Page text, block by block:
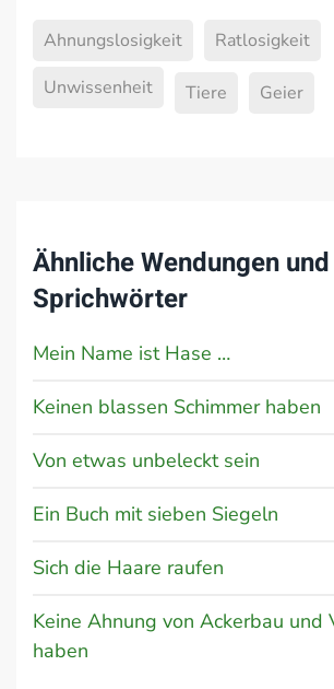
Ahnungslosigkeit
Ratlosigkeit
Unwissenheit
Tiere Geier
Ähnliche Wendungen und
Sprichwörter
Mein Name ist Hase …
Keinen blassen Schimmer haben
Von etwas unbeleckt sein
Ein Buch mit sieben Siegeln
Sich die Haare raufen
Keine Ahnung von Ackerbau und
haben